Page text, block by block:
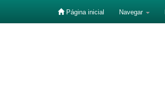
Página inicial Navegar